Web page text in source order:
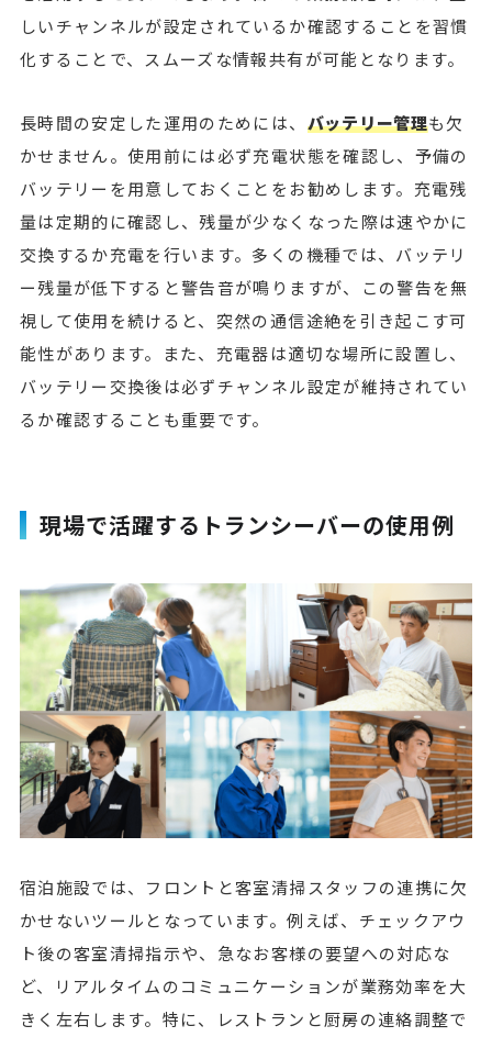
しいチャンネルが設定されているか確認することを習慣
化することで、スムーズな情報共有が可能となります。
長時間の安定した運用のためには、 バッテリー管理も欠
かせません。使用前には必ず充電状態を確認し、予備の
バッテリーを用意しておくことをお勧めします。充電残
量は定期的に確認し、残量が少なくなった際は速やかに
交換するか充電を行います。多くの機種では、バッテリ
ー残量が低下すると警告音が鳴りますが、この警告を無
視して使用を続けると、突然の通信途絶を引き起こす可
能性があります。また、充電器は適切な場所に設置し、
バッテリー交換後は必ずチャンネル設定が維持されてい
るか確認することも重要です。
現場で活躍するトランシーバーの使用例
宿泊施設では、フロントと客室清掃スタッフの連携に欠
かせないツールとなっています。例えば、チェックアウ
ト後の客室清掃指示や、急なお客様の要望への対応な
ど、リアルタイムのコミュニケーションが業務効率を大
きく左右します。特に、レストランと厨房の連絡調整で